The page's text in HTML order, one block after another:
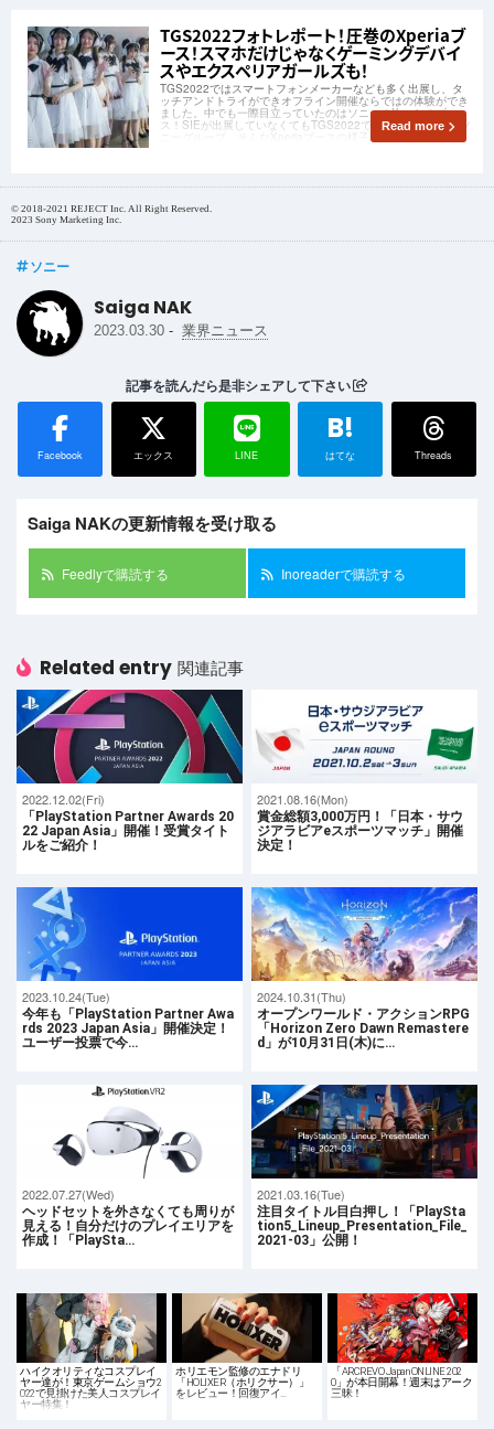
TGS2022フォトレポート！圧巻のXperiaブ
ース！スマホだけじゃなくゲーミングデバイ
スやエクスペリアガールズも！
TGS2022ではスマートフォンメーカーなども多く出展し、タ
ッチアンドトライができオフライン開催ならではの体験ができ
ました。中でも一際目立っていたのはソニーのXperiaのブー
ス！SIEが出展していなくてもTGS2022で強い存在感を放つソ
ニーグループ。そんなXperiaブースの様子をお届けしたいと思
Read more
©️ 2018-2021 REJECT Inc. All Right Reserved.
2023 Sony Marketing Inc.
ソニー
Saiga NAK
2023.03.30 - 業界ニュース
記事を読んだら是非シェアして下さい
Facebook エックス LINE
B!
はてな Threads
Saiga NAKの更新情報を受け取る
Feedlyで購読する Inoreaderで購読する
Related entry 関連記事
2022.12.02(Fri)
「PlayStation Partner Awards 20
22 Japan Asia」開催！受賞タイト
ルをご紹介！
2021.08.16(Mon)
賞金総額3,000万円！「日本・サウ
ジアラビアeスポーツマッチ」開催
決定！
2023.10.24(Tue)
今年も「PlayStation Partner Awa
rds 2023 Japan Asia」開催決定！
ユーザー投票で今…
2024.10.31(Thu)
オープンワールド・アクションRPG
「Horizon Zero Dawn Remastere
d」が10月31日(木)に…
2022.07.27(Wed)
ヘッドセットを外さなくても周りが
見える！自分だけのプレイエリアを
作成！「PlaySta…
2021.03.16(Tue)
注目タイトル目白押し！「PlaySta
tion5_Lineup_Presentation_File_
2021-03」公開！
ハイクオリティなコスプレイ
ヤー達が！東京ゲームショウ2
022で見掛けた美人コスプレイ
ヤー特集！
ホリエモン監修のエナドリ
「HOLIXER（ホリクサー）」
をレビュー！回復アイ…
「ARCREVO Japan ONLINE 202
0」が本日開幕！週末はアーク
三昧！